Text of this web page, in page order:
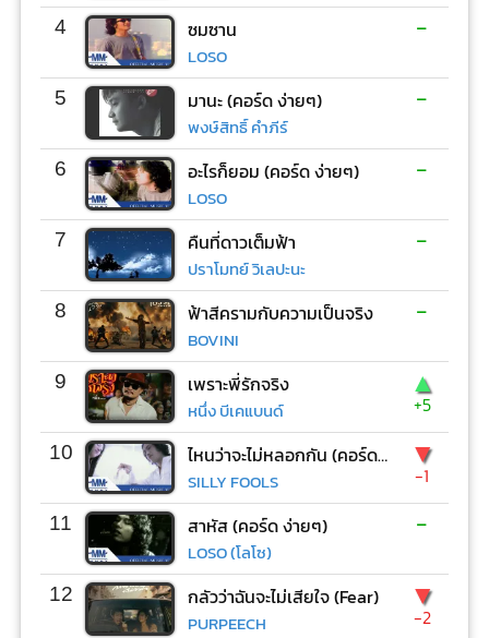
4 ซมซาน
LOSO
-
5 มานะ (คอร์ด ง่ายๆ)
พงษ์สิทธิ์ คำภีร์
-
6 อะไรก็ยอม (คอร์ด ง่ายๆ)
LOSO
-
7 คืนที่ดาวเต็มฟ้า
ปราโมทย์ วิเลปะนะ
-
8 ฟ้าสีครามกับความเป็นจริง
BOVINI
-
9 เพราะพี่รักจริง
หนึ่ง บีเคแบนด์
▲
+5
10 ไหนว่าจะไม่หลอกกัน (คอร์ด ง่ายๆ)
SILLY FOOLS
▼
-1
11 สาหัส (คอร์ด ง่ายๆ)
LOSO (โลโซ)
-
12 กลัวว่าฉันจะไม่เสียใจ (Fear)
PURPEECH
▼
-2